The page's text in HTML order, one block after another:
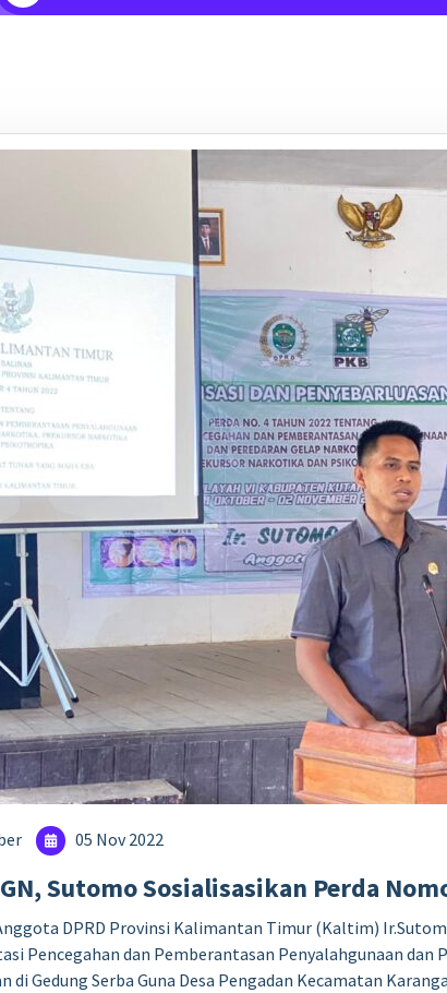
05 Nov 2022
Sutomo Sosialisasikan Perda
DPRD Provinsi Kalimantan Timur (Kaltim)
Pencegahan dan Pemberantasan Penyalahgunaan
di Gedung Serba Guna Desa Pengadan Kecamatan